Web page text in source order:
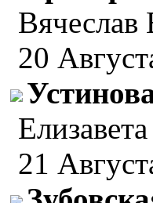
Вячеслав
20
21